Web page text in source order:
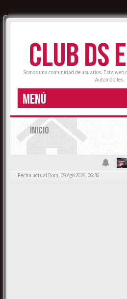
CLUB DS
Somos una comunidad de usuarios. Esta web
Automobiles.
MENÚ
INICIO
Fecha actual Dom, 09 Ago 2026, 06:36